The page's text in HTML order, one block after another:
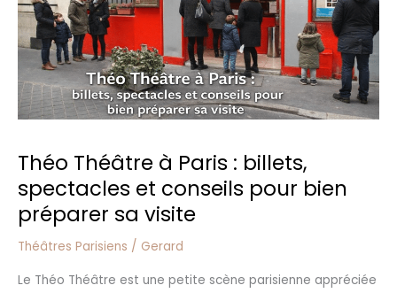
Théo Théâtre à Paris : billets,
spectacles et conseils pour bien
préparer sa visite
Théâtres Parisiens / Gerard
Le Théo Théâtre est une petite scène parisienne appréciée
spectacles
et
conseils
pour
bien
préparer
visite